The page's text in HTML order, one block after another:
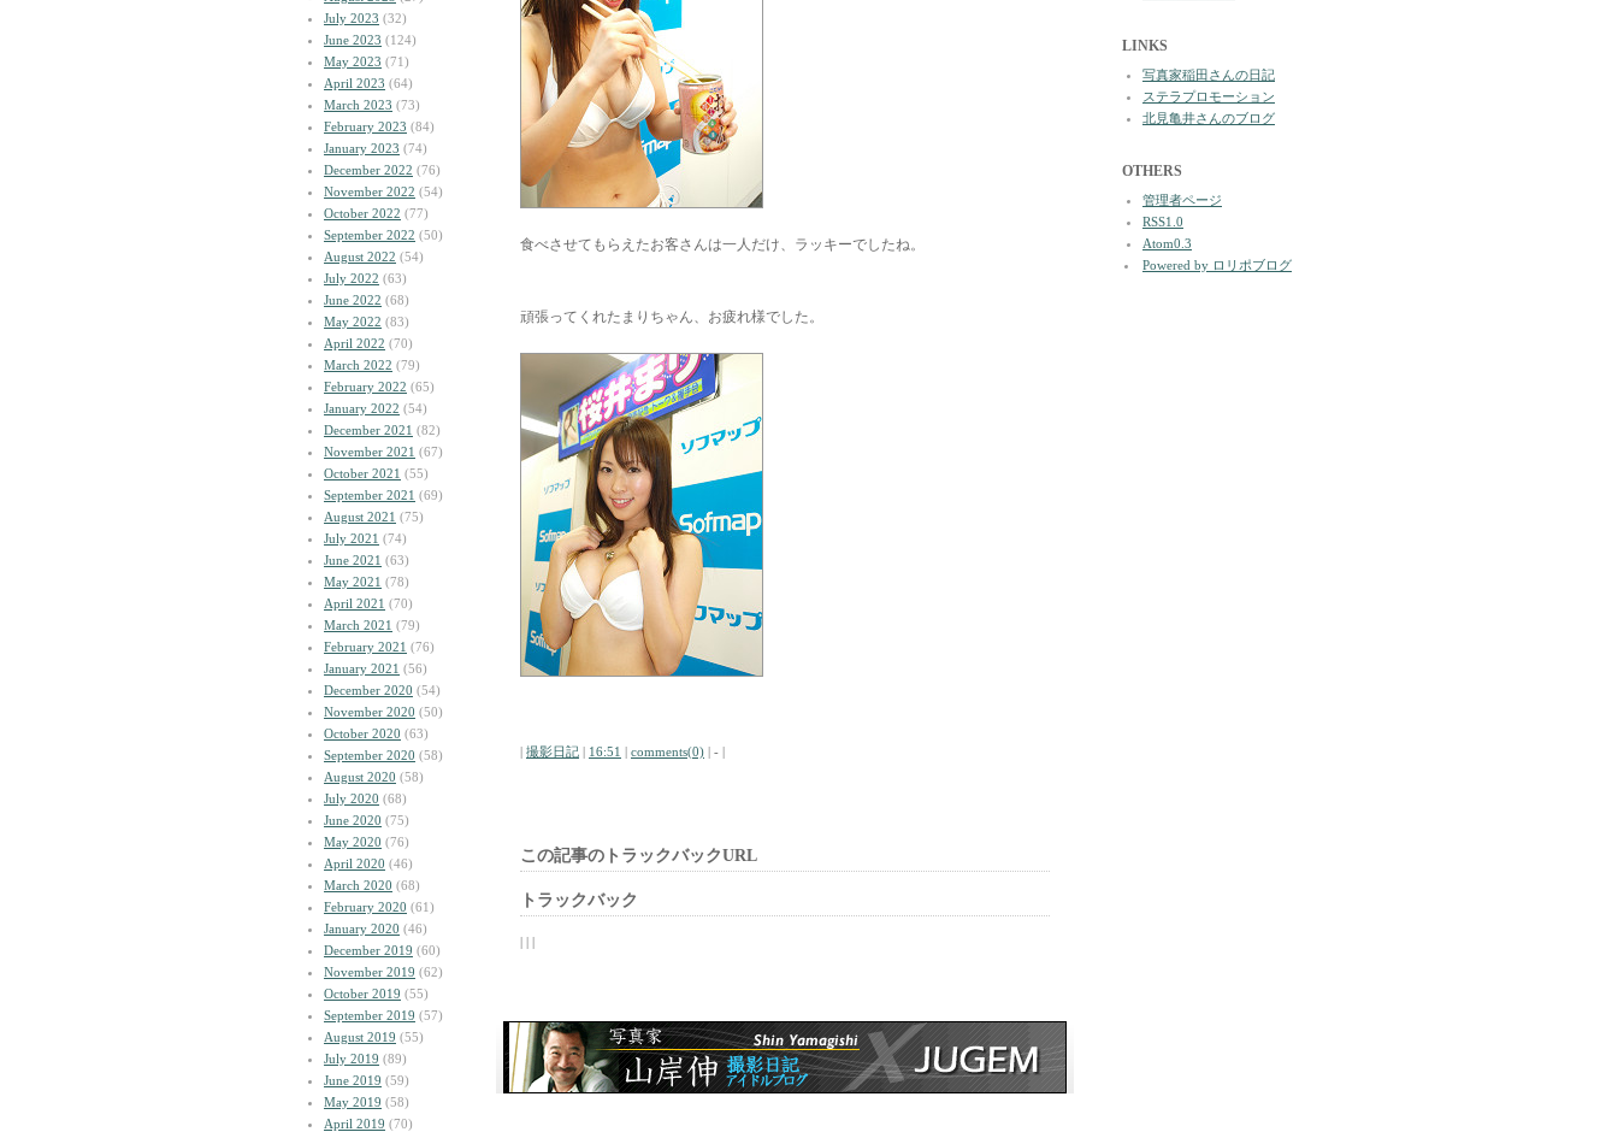
July 2023 (32)
June 2023 (124)
May 2023 (71)
April 2023 (64)
March 2023 (73)
February 2023 (84)
January 2023 (74)
December 2022 (76)
November 2022 (54)
October 2022 (77)
September 2022 (50)
August 2022 (54)
July 2022 (63)
June 2022 (68)
May 2022 (83)
April 2022 (70)
March 2022 (79)
February 2022 (65)
January 2022 (54)
December 2021 (82)
November 2021 (67)
October 2021 (55)
September 2021 (69)
August 2021 (75)
July 2021 (74)
June 2021 (63)
May 2021 (78)
April 2021 (70)
March 2021 (79)
February 2021 (76)
January 2021 (56)
December 2020 (54)
November 2020 (50)
October 2020 (63)
September 2020 (58)
August 2020 (58)
July 2020 (68)
June 2020 (75)
May 2020 (76)
April 2020 (46)
March 2020 (68)
February 2020 (61)
January 2020 (46)
December 2019 (60)
November 2019 (62)
October 2019 (55)
September 2019 (57)
August 2019 (55)
July 2019 (89)
June 2019 (59)
May 2019 (58)
April 2019 (70)
食べさせてもらえたお客さんは一人だけ、ラッキーでしたね。
頑張ってくれたまりちゃん、お疲れ様でした。
| 撮影日記 | 16:51 | comments(0) | - |
この記事のトラックバックURL
トラックバック
| | |
LINKS
写真家稲田さんの日記
ステラプロモーション
北見亀井さんのブログ
OTHERS
管理者ページ
RSS1.0
Atom0.3
Powered by ロリポブログ